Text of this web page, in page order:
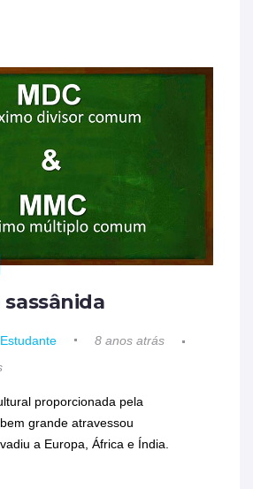
8 anos atrás
proporcionada pela
grande atravessou
a Europa, África e Índia.